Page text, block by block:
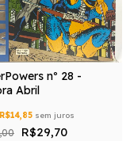
nº 28 -
Abril
R$14,85 sem juros
R$29,70